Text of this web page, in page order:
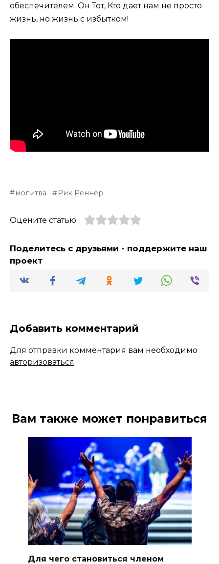
обеспечителем. Он Тот, Кто дает нам не просто
жизнь, но жизнь с избытком!
молитва Рик Реннер
Оцените статью
Поделитесь с друзьями - поддержите наш
проект
Добавить комментарий
Для отправки комментария вам необходимо
авторизоваться.
Вам также может понравиться
Для чего становиться членом